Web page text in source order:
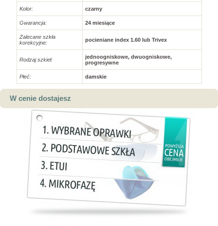
Kolor: czarny
Gwarancja: 24 miesiące
Zalecane szkła
korekcyjne:
pocieniane index 1.60 lub Trivex
Rodzaj szkieł:
jednoogniskowe, dwuogniskowe,
progresywne
Płeć: damskie
W cenie dostajesz